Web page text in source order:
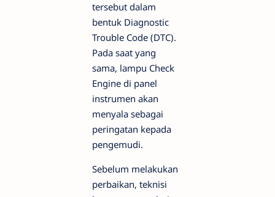
tersebut dalam
bentuk Diagnostic
Trouble Code (DTC).
Pada saat yang
sama, lampu Check
Engine di panel
instrumen akan
menyala sebagai
peringatan kepada
pengemudi.
Sebelum melakukan
perbaikan, teknisi